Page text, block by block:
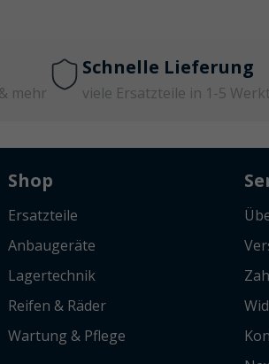
mehr
Schnelle Lieferung
viele Ersatzteile in 1-5
Shop
Ersatzteile
Anbaugeräte
Lagertechnik
Reifen & Räder
Wartung & Pflege